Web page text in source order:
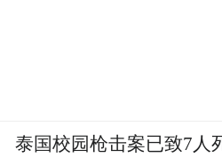
泰国校园枪击案已致7人